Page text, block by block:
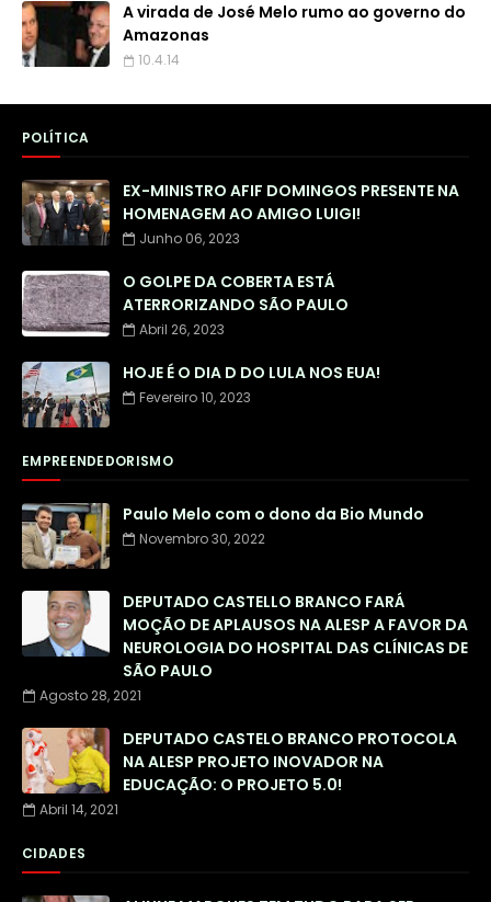
A virada de José Melo rumo ao governo do
Amazonas
10.4.14
POLÍTICA
EX-MINISTRO AFIF DOMINGOS PRESENTE NA
HOMENAGEM AO AMIGO LUIGI!
Junho 06, 2023
O GOLPE DA COBERTA ESTÁ
ATERRORIZANDO SÃO PAULO
Abril 26, 2023
HOJE É O DIA D DO LULA NOS EUA!
Fevereiro 10, 2023
EMPREENDEDORISMO
Paulo Melo com o dono da Bio Mundo
Novembro 30, 2022
DEPUTADO CASTELLO BRANCO FARÁ
MOÇÃO DE APLAUSOS NA ALESP A FAVOR DA
NEUROLOGIA DO HOSPITAL DAS CLÍNICAS DE
SÃO PAULO
Agosto 28, 2021
DEPUTADO CASTELO BRANCO PROTOCOLA
NA ALESP PROJETO INOVADOR NA
EDUCAÇÃO: O PROJETO 5.0!
Abril 14, 2021
CIDADES